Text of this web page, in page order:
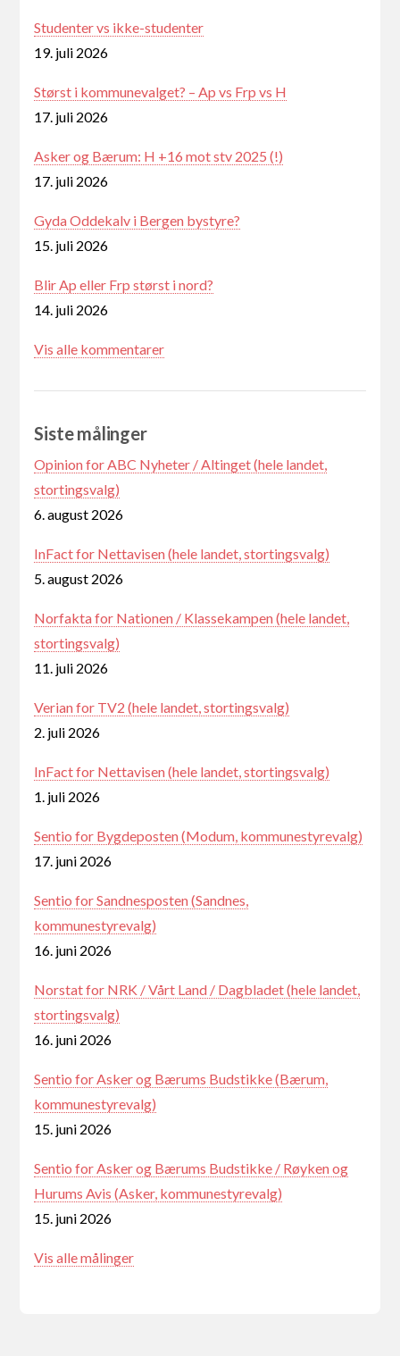
Studenter vs ikke-studenter
19. juli 2026
Størst i kommunevalget? – Ap vs Frp vs H
17. juli 2026
Asker og Bærum: H +16 mot stv 2025 (!)
17. juli 2026
Gyda Oddekalv i Bergen bystyre?
15. juli 2026
Blir Ap eller Frp størst i nord?
14. juli 2026
Vis alle kommentarer
Siste målinger
Opinion for ABC Nyheter / Altinget (hele landet,
stortingsvalg)
6. august 2026
InFact for Nettavisen (hele landet, stortingsvalg)
5. august 2026
Norfakta for Nationen / Klassekampen (hele landet,
stortingsvalg)
11. juli 2026
Verian for TV2 (hele landet, stortingsvalg)
2. juli 2026
InFact for Nettavisen (hele landet, stortingsvalg)
1. juli 2026
Sentio for Bygdeposten (Modum, kommunestyrevalg)
17. juni 2026
Sentio for Sandnesposten (Sandnes,
kommunestyrevalg)
16. juni 2026
Norstat for NRK / Vårt Land / Dagbladet (hele landet,
stortingsvalg)
16. juni 2026
Sentio for Asker og Bærums Budstikke (Bærum,
kommunestyrevalg)
15. juni 2026
Sentio for Asker og Bærums Budstikke / Røyken og
Hurums Avis (Asker, kommunestyrevalg)
15. juni 2026
Vis alle målinger